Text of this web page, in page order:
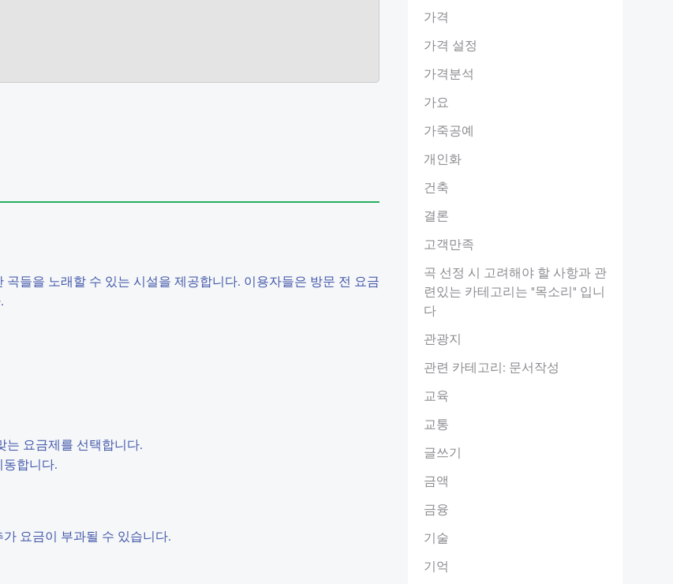
들을 노래할 수 있는 시설을 제공합니다. 이용자들은 방문 전 요금
는 요금제를 선택합니다.
합니다.
요금이 부과될 수 있습니다.
가격
가격 설정
가격분석
가요
가죽공예
개인화
건축
결론
고객만족
곡 선정 시 고려해야 할 사항과 관
련있는 카테고리는 "목소리" 입니
다
관광지
관련 카테고리: 문서작성
교육
교통
글쓰기
금액
금융
기술
기억